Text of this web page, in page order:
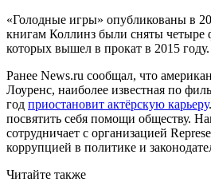
«Голодные игры» опубликованы в
книгам Коллинз были сняты четыре
которых вышел в прокат в 2015 году.
Ранее News.ru сообщал, что
Лоуренс, наиболее известная по
год приостановит актёрскую карьеру
посвятить себя помощи обществу.
сотрудничает с организацией
коррупцией в политике и
Читайте также